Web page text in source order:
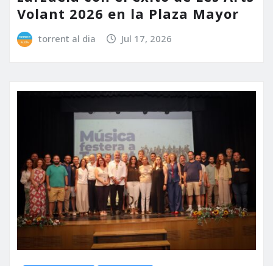
Volant 2026 en la Plaza Mayor
torrent al dia Jul 17, 2026